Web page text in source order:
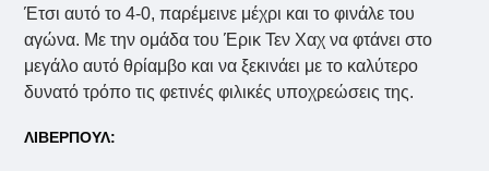
Έτσι αυτό το 4-0, παρέμεινε μέχρι και το φινάλε του
αγώνα. Με την ομάδα του Έρικ Τεν Χαχ να φτάνει στο
μεγάλο αυτό θρίαμβο και να ξεκινάει με το καλύτερο
δυνατό τρόπο τις φετινές φιλικές υποχρεώσεις της.
ΛΙΒΕΡΠΟΥΛ: